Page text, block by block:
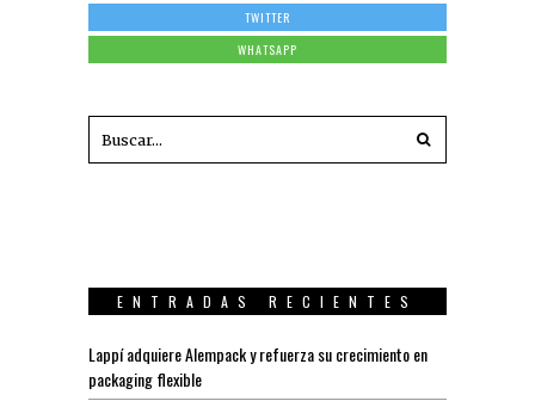
TWITTER
WHATSAPP
ENTRADAS RECIENTES
Lappí adquiere Alempack y refuerza su crecimiento en
packaging flexible